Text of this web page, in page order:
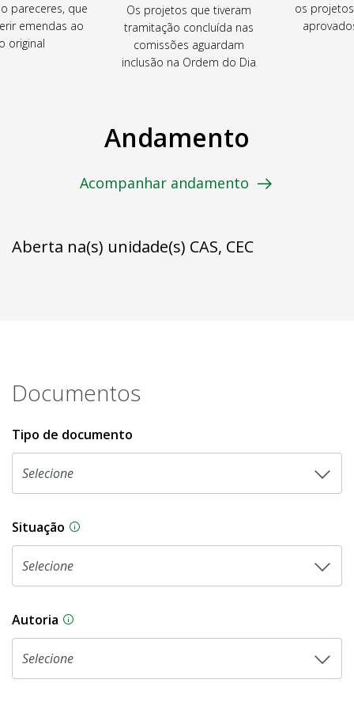
pareceres, que
emendas ao
original
Os projetos que tiveram
tramitação concluída nas
comissões aguardam
inclusão na Ordem do Dia
os
Andamento
Acompanhar andamento
Aberta na(s) unidade(s) CAS, CEC
Documentos
Tipo de documento
Situação Na CLDF, as proposições legislativas
Autoria As proposições legislativas na CLDF podem